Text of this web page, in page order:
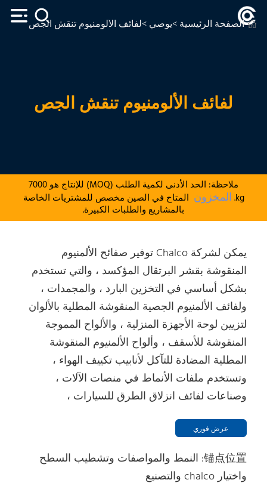
الصفحة الرئيسية>يوصي>لفائف الألومنيوم تنقش الجص
لفائف الألومنيوم تنقش الجص
ملاحظة: الحد الأدنى لكمية الطلب (MOQ) للإنتاج هو 7000
kg. المخزون المتاح في الصين مخصص للمشتريات الخاصة
بالمشاريع والطلبات الكبيرة.
يمكن لشركة Chalco توفير صفائح الألمنيوم
المنقوشة بقشر البرتقال المؤكسد ، والتي تستخدم
بشكل أساسي في التخزين البارد ، والمجمدات ،
ولفائف الألمنيوم الجصية المنقوشة المطلية بالألوان
لتزيين لوحة الأجهزة المنزلية ، والألواح المموجة
المنقوشة للأسقف ، وألواح الألمنيوم المنقوشة
المطلية المضادة للتآكل لأنابيب تكييف الهواء ،
وتستخدم ملفات الأنماط في منصات الآلات ،
وصناعات لفائف انزلاق الطرق للسيارات ،
عرض فوري
锚点位置: النمط والمواصفات وتشطيب السطح
واختيار chalco والتصنيع